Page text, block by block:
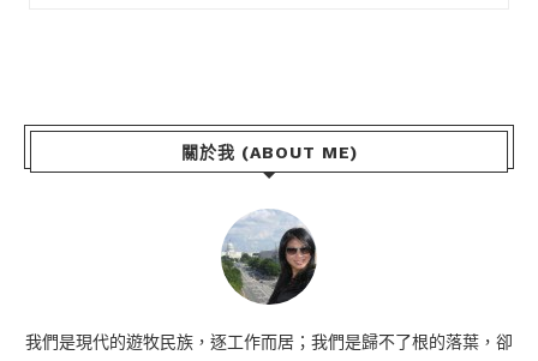
關於我 (ABOUT ME)
我們是現代的遊牧民族，逐工作而居；我們是歸不了根的落葉，卻